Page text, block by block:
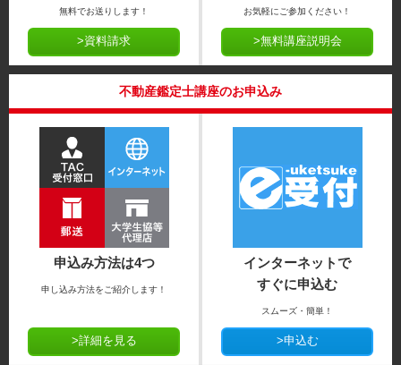
無料でお送りします！
>資料請求
お気軽にご参加ください！
>無料講座説明会
不動産鑑定士講座のお申込み
申込み方法は4つ
申し込み方法をご紹介します！
>詳細を見る
インターネットで
すぐに申込む
スムーズ・簡単！
>申込む